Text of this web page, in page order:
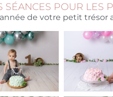
SÉANCES POUR LES
de votre petit trésor